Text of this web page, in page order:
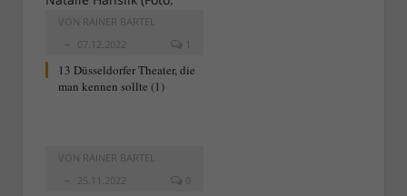
VON RAINER BARTEL
07.12.2022
1
13 Düsseldorfer Theater, die
man kennen sollte (1)
VON RAINER BARTEL
25.11.2022
0